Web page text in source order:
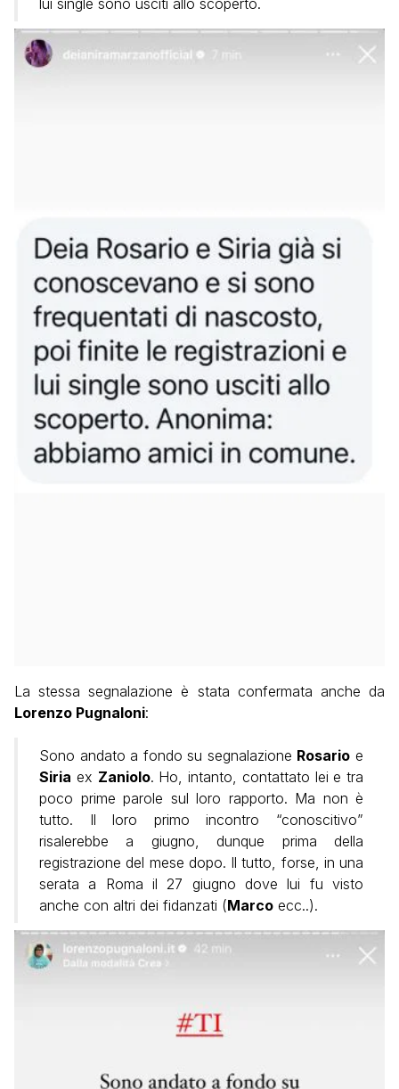
lui single sono usciti allo scoperto.
La stessa segnalazione è stata confermata anche da
Lorenzo Pugnaloni:
Sono andato a fondo su segnalazione Rosario e
Siria ex Zaniolo. Ho, intanto, contattato lei e tra
poco prime parole sul loro rapporto. Ma non è
tutto. Il loro primo incontro “conoscitivo”
risalerebbe a giugno, dunque prima della
registrazione del mese dopo. Il tutto, forse, in una
serata a Roma il 27 giugno dove lui fu visto
anche con altri dei fidanzati (Marco ecc..).